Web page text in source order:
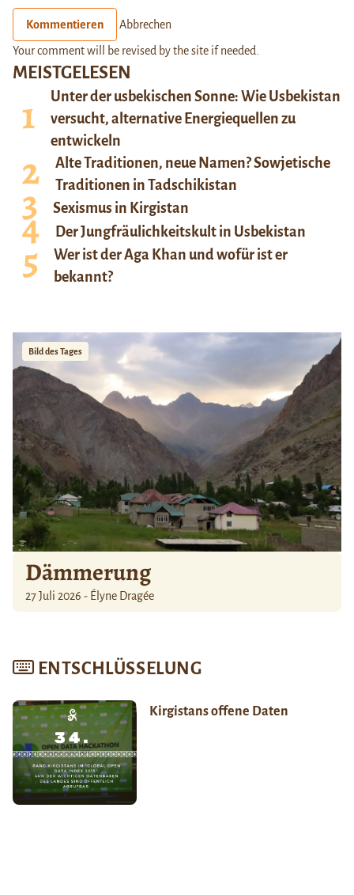
MEISTGELESEN
Unter der usbekischen Sonne: Wie Usbekistan
versucht, alternative Energiequellen zu
entwickeln
Alte Traditionen, neue Namen? Sowjetische
Traditionen in Tadschikistan
Sexismus in Kirgistan
Der Jungfräulichkeitskult in Usbekistan
Wer ist der Aga Khan und wofür ist er
bekannt?
Bild des Tages
Dämmerung
27 Juli 2026 - Élyne Dragée
ENTSCHLÜSSELUNG
Kirgistans offene Daten
Kommentieren Abbrechen
Your comment will be revised by the site if needed.